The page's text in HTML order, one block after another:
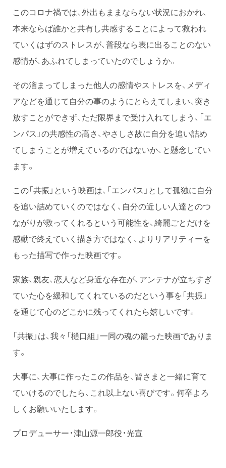
このコロナ禍では、外出もままならない状況におかれ、
本来ならば誰かと共有し共感することによって救われ
ていくはずのストレスが、普段なら表に出ることのない
感情が、あふれてしまっていたのでしょうか。
その溜まってしまった他人の感情やストレスを、メディ
アなどを通じて自分の事のようにとらえてしまい、突き
放すことができず、ただ限界まで受け入れてしまう、「エ
ンパス」の共感性の高さ、やさしさ故に自分を追い詰め
てしまうことが増えているのではないか、と懸念してい
ます。
この「共振」という映画は、「エンパス」として孤独に自分
を追い詰めていくのではなく、自分の近しい人達とのつ
ながりが救ってくれるという可能性を、綺麗ごとだけを
感動で終えていく描き方ではなく、よりリアリティーを
もった描写で作った映画です。
家族、親友、恋人など身近な存在が、アンテナが立ちすぎ
ていた心を緩和してくれているのだという事を「共振」
を通じて心のどこかに残ってくれたら嬉しいです。
「共振」は、我々「樋口組」一同の魂の籠った映画でありま
す。
大事に、大事に作ったこの作品を、皆さまと一緒に育て
ていけるのでしたら、これ以上ない喜びです。何卒よろ
しくお願いいたします。
プロデューサー・津山源一郎役・光宣